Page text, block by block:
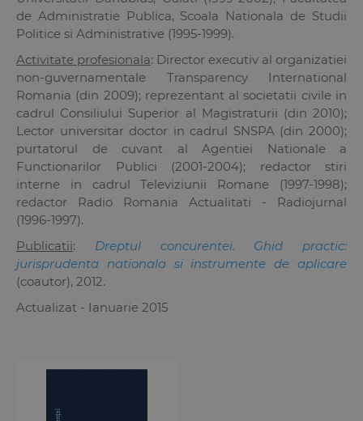
de Administratie Publica, Scoala Nationala de Studii
Politice si Administrative (1995-1999).
Activitate profesionala: Director executiv al organizatiei
non-guvernamentale Transparency International
Romania (din 2009); reprezentant al societatii civile in
cadrul Consiliului Superior al Magistraturii (din 2010);
Lector universitar doctor in cadrul SNSPA (din 2000);
purtatorul de cuvant al Agentiei Nationale a
Functionarilor Publici (2001-2004); redactor stiri
interne in cadrul Televiziunii Romane (1997-1998);
redactor Radio Romania Actualitati - Radiojurnal
(1996-1997).
Publicatii: Dreptul concurentei. Ghid practic:
jurisprudenta nationala si instrumente de aplicare
(coautor), 2012.
Actualizat - Ianuarie 2015